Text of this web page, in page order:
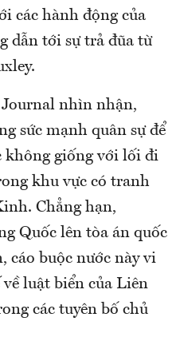
các hành động của
dẫn tới sự trả đũa từ
nhìn nhận,
sức mạnh quân sự để
không giống với lối đi
khu vực có tranh
Chẳng hạn,
Quốc lên tòa án quốc
cáo buộc nước này vi
luật biển của Liên
các tuyên bố chủ